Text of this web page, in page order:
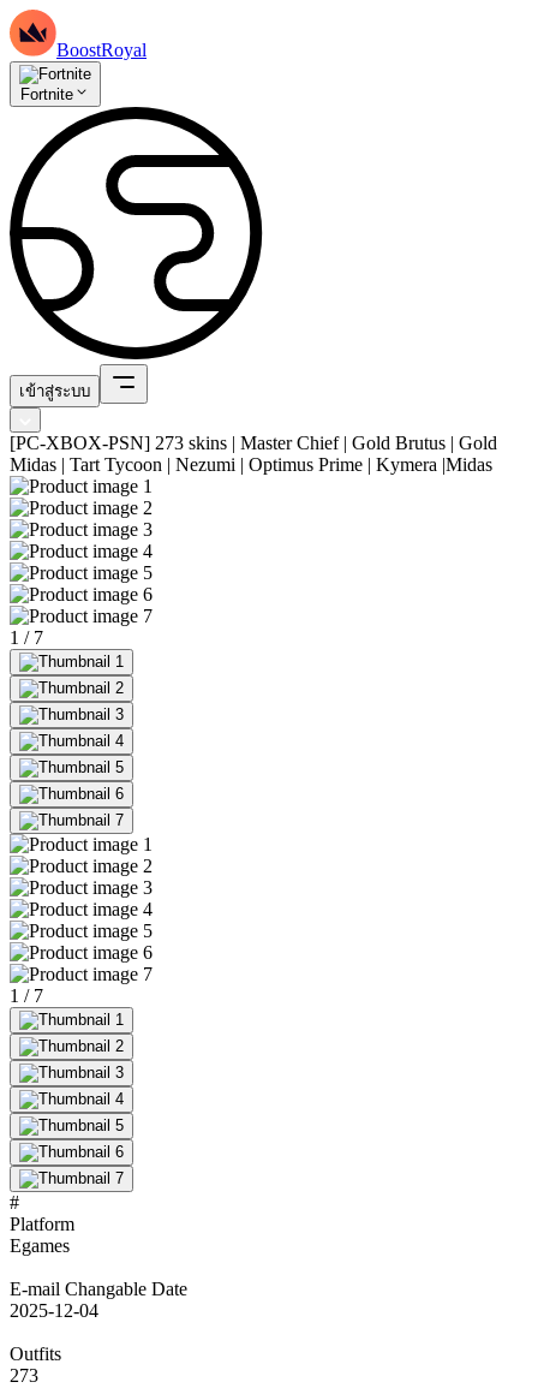
BoostRoyal
Fortnite
เข้าสู่ระบบ
[PC-XBOX-PSN] 273 skins | Master Chief | Gold Brutus | Gold
Midas | Tart Tycoon | Nezumi | Optimus Prime | Kymera |Midas
1 / 7
1 / 7
#
Platform
Egames
E-mail Changable Date
2025-12-04
Outfits
273